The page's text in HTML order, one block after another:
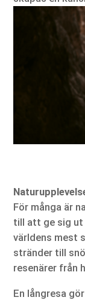
För många är
till att ge sig ut
världens mest
stränder till
resenärer från
En långresa